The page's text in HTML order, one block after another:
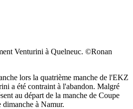
Venturini à Quelneuc. ©Ronan
lors la quatrième manche de l'EKZ
a été contraint à l'abandon. Malgré
au départ de la manche de Coupe
à Namur.